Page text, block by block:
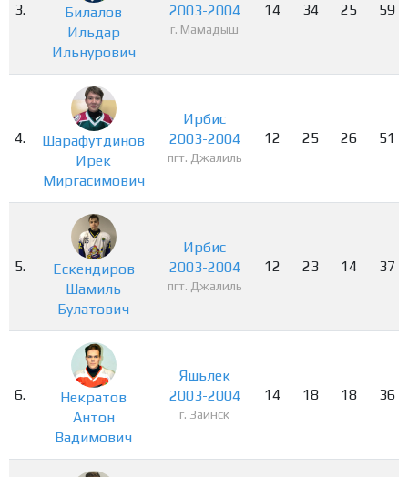
3.
Билалов
Ильдар
Ильнурович
2003-2004
г. Мамадыш
14 34 25 59
4.
Шарафутдинов
Ирек
Миргасимович
Ирбис
2003-2004
пгт. Джалиль
12 25 26 51
5.
Ескендиров
Шамиль
Булатович
Ирбис
2003-2004
пгт. Джалиль
12 23 14 37
6.
Некратов
Антон
Вадимович
Яшьлек
2003-2004
г. Заинск
14 18 18 36